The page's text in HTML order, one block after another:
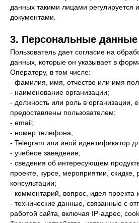
данных такими лицами регулируется
документами.
3. Персональные данные
Пользователь дает согласие на
данных, которые он указывает в
Оператору, в том числе:
- фамилия, имя, отчество или имя
- наименование организации;
- должность или роль в организации,
предоставлены пользователем;
- email;
- номер телефона;
- Telegram или иной идентификатор
- учебное заведение;
- сведения об интересующем
проекте, курсе, мероприятии, скидке,
консультации;
- комментарий, вопрос, идея проекта
- технические данные, связанные с
работой сайта, включая IP-адрес,